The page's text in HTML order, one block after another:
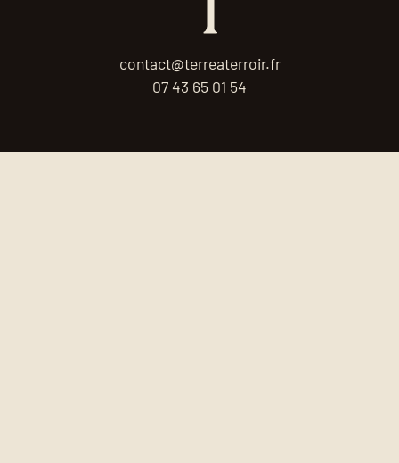
contact@terreaterroir.fr
07 43 65 01 54